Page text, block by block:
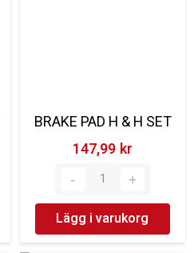
BRAKE PAD H & H SET
147,99 kr‎
Lägg i varukorg